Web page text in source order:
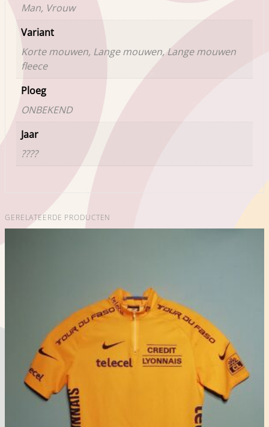
Man, Vrouw
Variant
Korte mouwen, Lange mouwen, Lange mouwen
fleece
Ploeg
ONBEKEND
Jaar
????
GERELATEERDE PRODUCTEN